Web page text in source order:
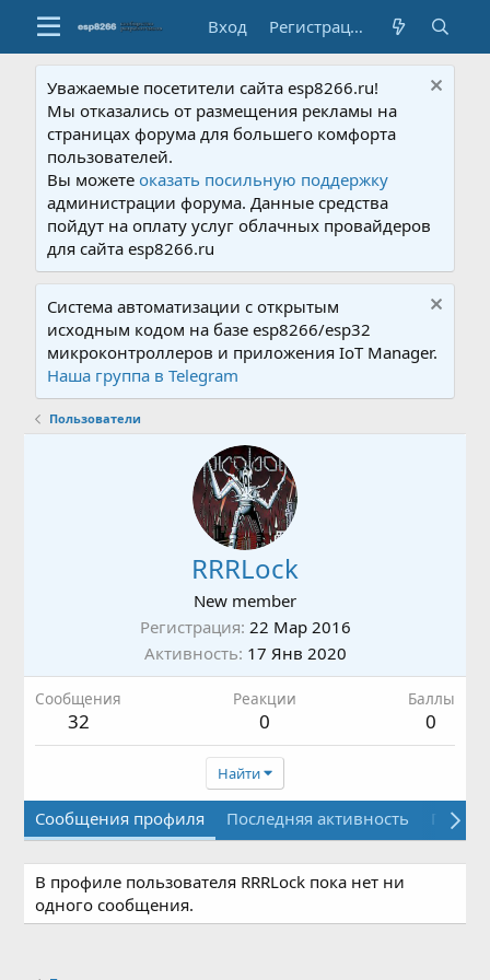
Вход Регистрация
Уважаемые посетители сайта esp8266.ru!
Мы отказались от размещения рекламы на
страницах форума для большего комфорта
пользователей.
Вы можетеоказать посильную поддержку
администрации форума. Данные средства
пойдут на оплату услуг облачных провайдеров
для сайта esp8266.ru
Система автоматизации с открытым
исходным кодом на базе esp8266/esp32
микроконтроллеров и приложения IoT Manager.
Наша группа в Telegram
Пользователи
RRRLock
New member
Регистрация 22 Мар 2016
Активность 17 Янв 2020
Сообщения
32
Реакции
0
Баллы
0
Найти
Сообщения профиля Последняя активность
В профиле пользователя RRRLock пока нет ни
одного сообщения.